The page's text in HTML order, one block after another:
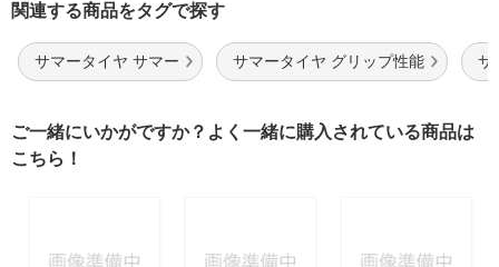
関連する商品をタグで探す
サマータイヤ サマー サマータイヤ グリップ性能 サ
ご一緒にいかがですか？よく一緒に購入されている商品は
こちら！